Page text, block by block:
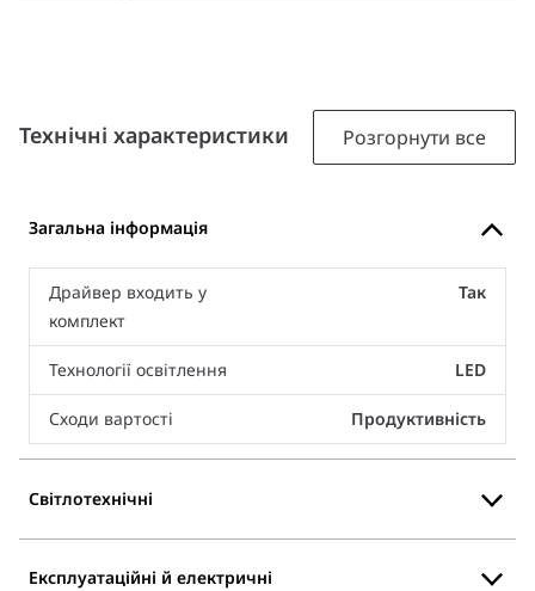
Технічні характеристики Розгорнути все
Загальна інформація
Драйвер входить у
комплект
Так
Технології освітлення LED
Сходи вартості Продуктивність
Світлотехнічні
Експлуатаційні й електричні